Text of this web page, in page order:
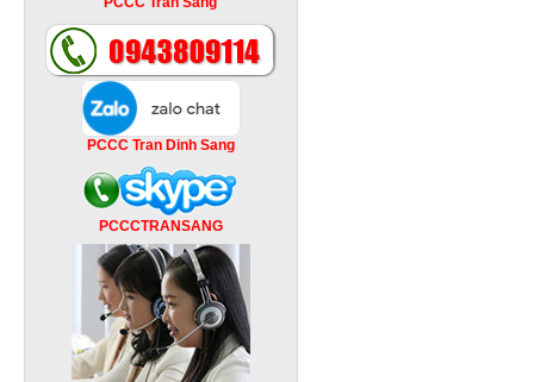
PCCC Tran Dinh Sang
PCCCTRANSANG